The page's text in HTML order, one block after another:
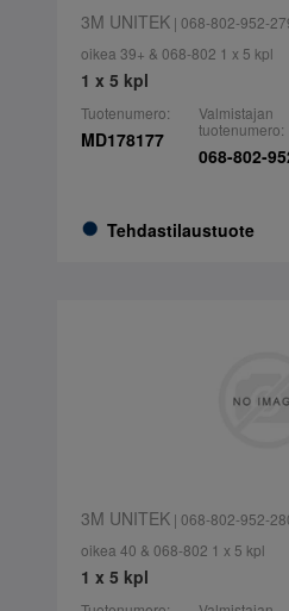
3M UNITEK| 068-802-952-
oikea 39+ & 068-802 1 x 5 kpl
1 x 5 kpl
Tuotenumero:
MD178177
Tehdastilaustuote
Valmistajan
tuotenumero:
068-802-
3M UNITEK| 068-802-952-
oikea 40 & 068-802 1 x 5 kpl
1 x 5 kpl